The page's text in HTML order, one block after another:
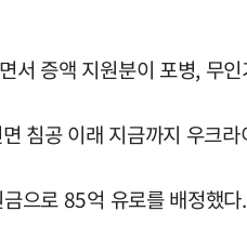
서 증액 지원분이 포병,
침공 이래 지금까지 우크
으로 85억 유로를 배정했다.